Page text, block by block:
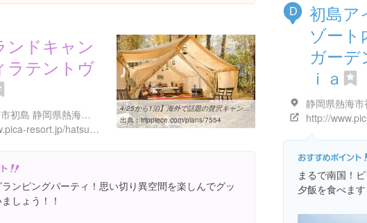
D
初島ア
ゾート
ガーデ
ｉａ
静岡県熱海
まるで南国！
夕飯を食べます
ンドキャン
ラテントヴ
静岡県熱海市初島 静岡県熱海市初島
https://www.pica-resort.jp/hatsushima/
4/25から1泊】海外で話題の贅沢キャンプ、グランピングをしよう ...
出典：trippiece.com/plans/7554
ンピングパーティ！思い切り異空間を楽しんでグッ
しょう！！